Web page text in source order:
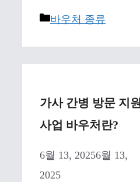
Categories
바우처 종류
가사 간병 방문 지원
사업 바우처란?
6월 13, 20256월 13,
2025